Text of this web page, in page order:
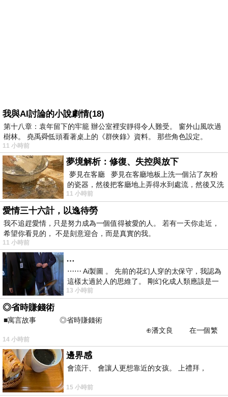
我與AI討論的小說劇情(18)
第十八章：袁年留下的牢籠 辦公室裡安靜得令人難受。 窗外山風吹過
樹林。 堯禹舜低頭看著桌上的《群俠錄》資料。 那些角色設定。
11 小時前
夢境解析：修復、失控與放下
夢見在客廳 夢見在客廳地板上洗一個沾了灰粉
的瓷器，然後把客廳地上弄得水到處流，然後又洗
一頂棒球潮帽，後來發現帽
11 小時前
愛情三十六計，以逸待勞
我不追趕愛情，只是努力成為一個值得被愛的人。 若有一天你走近，
希望你看見的， 不是刻意迎合，而是真實的我。
11 小時前
…
⋯⋯ Ai製圖 。 先前的花幻人穿的太保守，我認為
這樣太過於人的思維了。 剛幻化成人類應該是一
絲不掛吧？ 當然這樣是創不出
13 小時前
◎省時賺錢術
■寓言故事 ◎省時賺錢術
⊕潘文良 在一個繁
華的商業街上，有兩家傳統
14 小時前
邊界感
會流汗、 會讓人更想靠近的女孩。 上禮拜，
15 小時前